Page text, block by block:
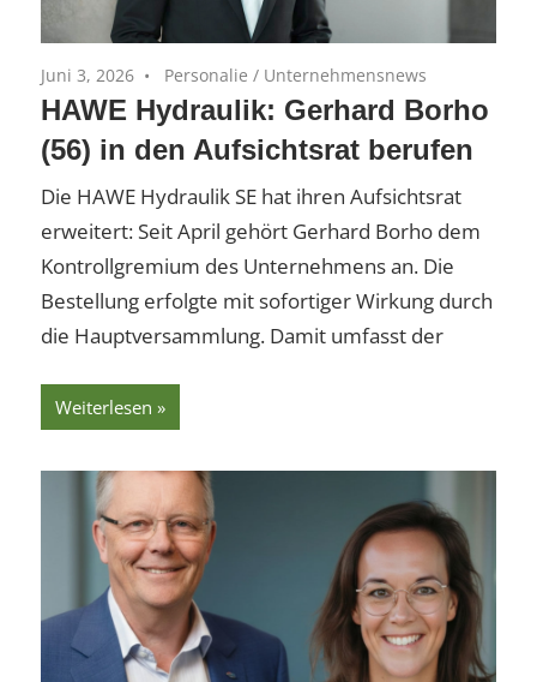
Juni 3, 2026 Personalie / Unternehmensnews
HAWE Hydraulik: Gerhard Borho
(56) in den Aufsichtsrat berufen
Die HAWE Hydraulik SE hat ihren Aufsichtsrat
erweitert: Seit April gehört Gerhard Borho dem
Kontrollgremium des Unternehmens an. Die
Bestellung erfolgte mit sofortiger Wirkung durch
die Hauptversammlung. Damit umfasst der
Weiterlesen